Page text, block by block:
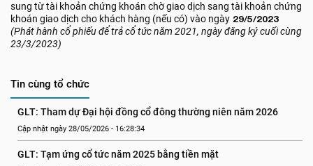
sung từ tài khoản chứng khoán chờ giao dịch sang tài khoản chứng
khoán giao dịch cho khách hàng (nếu có) vào ngày 29/5/2023
(Phát hành cổ phiếu để trả cổ tức năm 2021, ngày đăng ký cuối cùng
23/3/2023)
Tin cùng tổ chức
GLT: Tham dự Đại hội đồng cổ đông thường niên năm 2026
Cập nhật ngày 28/05/2026 - 16:28:34
GLT: Tạm ứng cổ tức năm 2025 bằng tiền mặt